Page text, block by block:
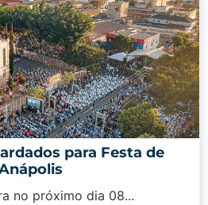
para Festa de
no próximo dia 08...